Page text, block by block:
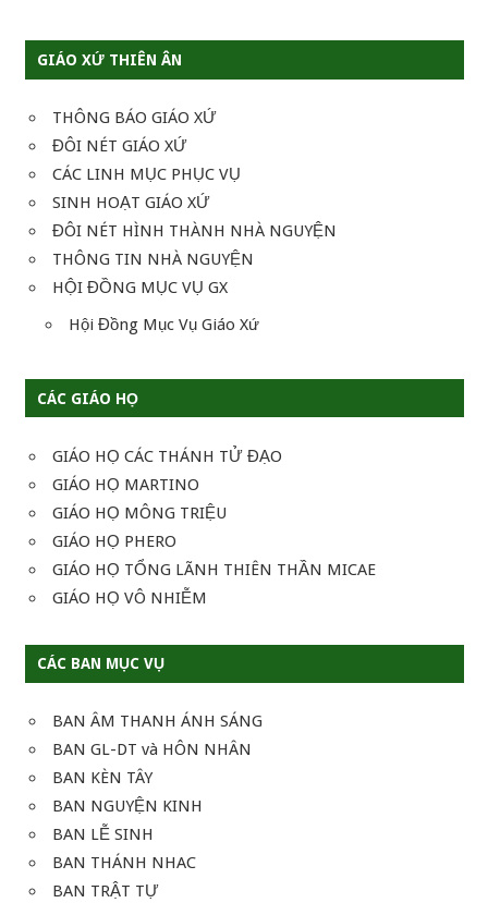
GIÁO XỨ THIÊN ÂN
THÔNG BÁO GIÁO XỨ
ĐÔI NÉT GIÁO XỨ
CÁC LINH MỤC PHỤC VỤ
SINH HOẠT GIÁO XỨ
ĐÔI NÉT HÌNH THÀNH NHÀ NGUYỆN
THÔNG TIN NHÀ NGUYỆN
HỘI ĐỒNG MỤC VỤ GX
Hội Đồng Mục Vụ Giáo Xứ
CÁC GIÁO HỌ
GIÁO HỌ CÁC THÁNH TỬ ĐẠO
GIÁO HỌ MARTINO
GIÁO HỌ MÔNG TRIỆU
GIÁO HỌ PHERO
GIÁO HỌ TỔNG LÃNH THIÊN THẦN MICAE
GIÁO HỌ VÔ NHIỄM
CÁC BAN MỤC VỤ
BAN ÂM THANH ÁNH SÁNG
BAN GL-DT và HÔN NHÂN
BAN KÈN TÂY
BAN NGUYỆN KINH
BAN LỄ SINH
BAN THÁNH NHAC
BAN TRẬT TỰ